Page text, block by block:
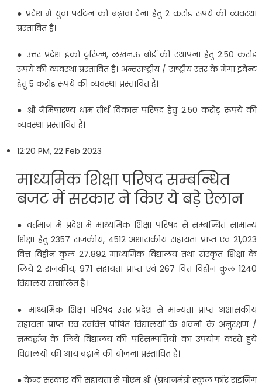
● प्रदेश में युवा पर्यटन को बढ़ावा देना हेतु 2 करोड़ रूपये की व्यवस्था
प्रस्तावित है।
● उत्तर प्रदेश इको टूरिज्म, लखनऊ बोर्ड की स्थापना हेतु 2.50 करोड़
रूपये की व्यवस्था प्रस्तावित है। अन्तराष्ट्रीय / राष्ट्रीय स्तर के मेगा इवेन्ट
हेतु 5 करोड़ रूपये की व्यवस्था प्रस्तावित है।
● श्री नैमिषारण्य धाम तीर्थ विकास परिषद हेतु 2.50 करोड़ रुपये की
व्यवस्था प्रस्तावित है।
12:20 PM, 22 Feb 2023
माध्यमिक शिक्षा परिषद सम्बन्धित
बजट में सरकार ने क‍िए ये बड़े ऐलान
● वर्तमान में प्रदेश में माध्यमिक शिक्षा परिषद से सम्बन्धित सामान्य
शिक्षा हेतु 2357 राजकीय, 4512 अशासकीय सहायता प्राप्त एवं 21,023
वित्त विहीन कुल 27.892 माध्यमिक विद्यालय तथा संस्कृत शिक्षा के
लिये 2 राजकीय, 971 सहायता प्राप्त एवं 267 वित्त विहीन कुल 1240
विद्यालय संचालित है।
● माध्यमिक शिक्षा परिषद उत्तर प्रदेश से मान्यता प्राप्त अशासकीय
सहायता प्राप्त एवं स्ववित्त पोषित विद्यालयों के भवनों के अनुरक्षण /
सम्वर्द्धन के लिये विद्यालय की परिसम्पत्तियों का उपयोग करते हुये
विद्यालयों की आय बढ़ाने की योजना प्रस्तावित है।
● केन्द्र सरकार की सहायता से पीएम श्री (प्रधानमंत्री स्कूल फॉर राइजिंग